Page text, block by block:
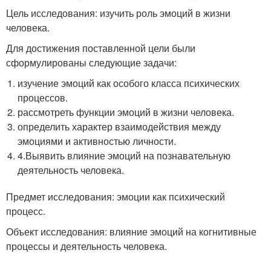
Цель исследования: изучить роль эмоций в жизни
человека.
Для достижения поставленной цели были
сформулированы следующие задачи:
изучение эмоций как особого класса психических
процессов.
рассмотреть функции эмоций в жизни человека.
определить характер взаимодействия между
эмоциями и активностью личности.
4.Выявить влияние эмоций на познавательную
деятельность человека.
Предмет исследования: эмоции как психический
процесс.
Объект исследования: влияние эмоций на когнитивные
процессы и деятельность человека.